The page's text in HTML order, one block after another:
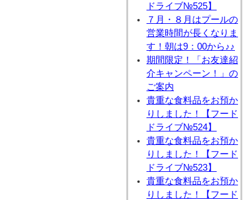
ドライブ№525】
７月・８月はプールの
営業時間が長くなりま
す！朝は9：00から♪♪
期間限定！「お友達紹
介キャンペーン！」の
ご案内
貴重な食料品をお預か
りしました！【フード
ドライブ№524】
貴重な食料品をお預か
りしました！【フード
ドライブ№523】
貴重な食料品をお預か
りしました！【フード